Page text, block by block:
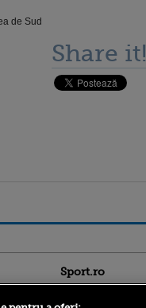
de Sud
Share it!
Sport.ro